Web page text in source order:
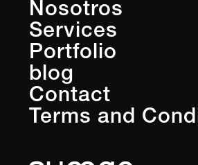
Nosotros
Services
Portfolio
blog
Contact
Terms and